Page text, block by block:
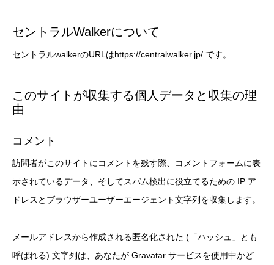
セントラルWalkerについて
セントラルwalkerのURLはhttps://centralwalker.jp/ です。
このサイトが収集する個人データと収集の理
由
コメント
訪問者がこのサイトにコメントを残す際、コメントフォームに表
示されているデータ、そしてスパム検出に役立てるための IP ア
ドレスとブラウザーユーザーエージェント文字列を収集します。
メールアドレスから作成される匿名化された (「ハッシュ」とも
呼ばれる) 文字列は、あなたが Gravatar サービスを使用中かど